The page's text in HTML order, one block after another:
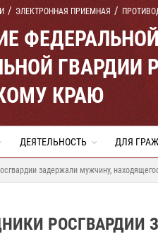
ЭЛЕКТРОННАЯ ПРИЕМНАЯ
ГВАРДИИ
КРАЮ
ДЕЯТЕЛЬНОСТЬ ДЛЯ
задержали мужчину,